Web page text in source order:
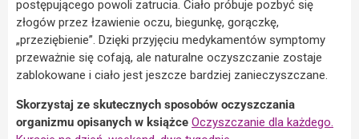
postępującego powoli zatrucia. Ciało próbuje pozbyć się
złogów przez łzawienie oczu, biegunkę, gorączkę,
„przeziębienie”. Dzięki przyjęciu medykamentów symptomy
przeważnie się cofają, ale naturalne oczyszczanie zostaje
zablokowane i ciało jest jeszcze bardziej zanieczyszczane.
Skorzystaj ze skutecznych sposobów oczyszczania
organizmu opisanych w książce Oczyszczanie dla każdego.